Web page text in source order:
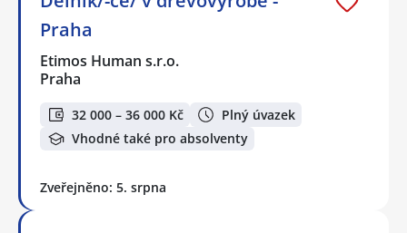
Praha
Etimos Human s.r.o.
Praha
32 000 – 36 000 Kč
Plný úvazek
Vhodné také pro absolventy
Zveřejněno: 5. srpna